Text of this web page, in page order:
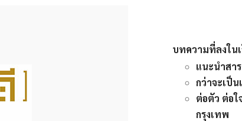
บทความที่ลงใน
แนะนำสา
กว่าจะเป็
ต่อตัว ต่อ
กรุงเทพ